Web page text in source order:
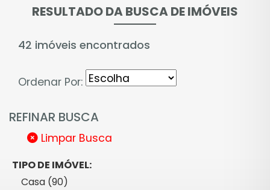
RESULTADO DA BUSCA DE IMÓVEIS
42 imóveis encontrados
Ordenar Por:
REFINAR BUSCA
Limpar Busca
TIPO DE IMÓVEL:
Casa (90)